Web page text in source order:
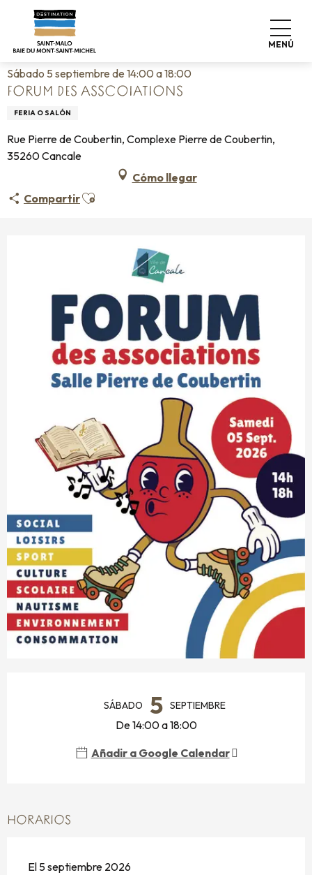
contenu
MENÚ
Home Vivir como en casa
Forum des asscoiations
Sábado 5 septiembre de 14:00 a 18:00
FORUM DES ASSCOIATIONS
FERIA O SALÓN
Rue Pierre de Coubertin, Complexe Pierre de Coubertin,
35260 Cancale
Cómo llegar
CompartirAjouter aux favoris
SÁBADO 5 SEPTIEMBRE
De 14:00 a 18:00
Añadir a Google Calendar
HORARIOS
El 5 septiembre 2026